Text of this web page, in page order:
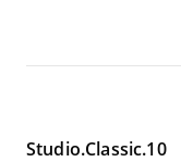
Studio.Classic.10